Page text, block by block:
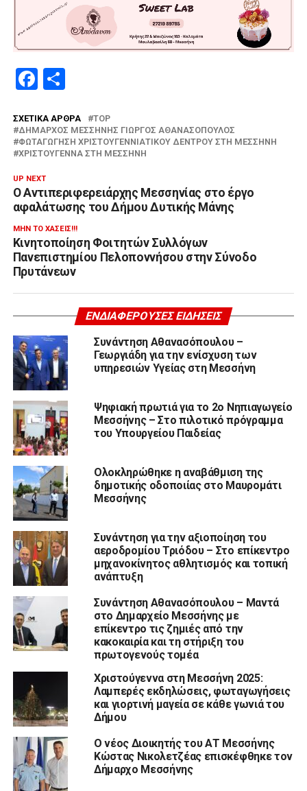
Facebook
Μοιραστείτε
ΣΧΕΤΙΚΆ ΆΡΘΡΑ
TOP
ΔΉΜΑΡΧΟΣ ΜΕΣΣΉΝΗΣ ΓΙΏΡΓΟΣ ΑΘΑΝΑΣΌΠΟΥΛΟΣ
ΦΩΤΑΓΏΓΗΣΗ ΧΡΙΣΤΟΥΓΕΝΝΙΆΤΙΚΟΥ ΔΈΝΤΡΟΥ ΣΤΗ ΜΕΣΣΉΝΗ
ΧΡΙΣΤΟΎΓΕΝΝΑ ΣΤΗ ΜΕΣΣΉΝΗ
UP NEXT
Ο Αντιπεριφερειάρχης Μεσσηνίας στο έργο
αφαλάτωσης του Δήμου Δυτικής Μάνης
ΜΗΝ ΤΟ ΧΆΣΕΙΣ!!!
Κινητοποίηση Φοιτητών Συλλόγων
Πανεπιστημίου Πελοποννήσου στην Σύνοδο
Πρυτάνεων
ΕΝΔΙΑΦΈΡΟΥΣΕΣ ΕΙΔΉΣΕΙΣ
Συνάντηση Αθανασόπουλου –
Γεωργιάδη για την ενίσχυση των
υπηρεσιών Υγείας στη Μεσσήνη
Ψηφιακή πρωτιά για το 2ο Νηπιαγωγείο
Μεσσήνης – Στο πιλοτικό πρόγραμμα
του Υπουργείου Παιδείας
Ολοκληρώθηκε η αναβάθμιση της
δημοτικής οδοποιίας στο Μαυρομάτι
Μεσσήνης
Συνάντηση για την αξιοποίηση του
αεροδρομίου Τριόδου – Στο επίκεντρο
μηχανοκίνητος αθλητισμός και τοπική
ανάπτυξη
Συνάντηση Αθανασόπουλου – Μαντά
στο Δημαρχείο Μεσσήνης με
επίκεντρο τις ζημιές από την
κακοκαιρία και τη στήριξη του
πρωτογενούς τομέα
Χριστούγεννα στη Μεσσήνη 2025:
Λαμπερές εκδηλώσεις, φωταγωγήσεις
και γιορτινή μαγεία σε κάθε γωνιά του
Δήμου
Ο νέος Διοικητής του ΑΤ Μεσσήνης
Κώστας Νικολετζέας επισκέφθηκε τον
Δήμαρχο Μεσσήνης